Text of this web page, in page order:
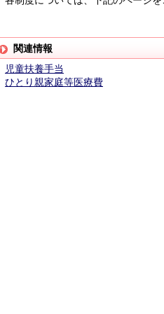
関連情報
児童扶養手当
ひとり親家庭等医療費